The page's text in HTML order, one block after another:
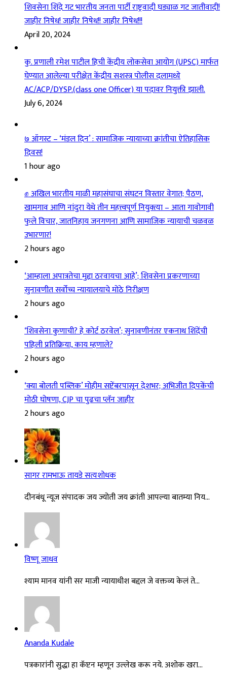
शिवसेना शिंदे गट भारतीय जनता पार्टी राष्ट्रवादी घड्याळ गट जातीवादी!
जाहीर निषेध! जाहीर निषेध!! जाहीर निषेध!!!
April 20, 2024
कु. प्रणाली रमेश पाटील हिची केंद्रीय लोकसेवा आयोग (UPSC) मार्फत
घेण्यात आलेल्या परीक्षेत केंद्रीय सशस्त्र पोलीस दलामध्ये
AC/ACP/DYSP.(class one Officer) या पदावर नियुक्ती झाली.
July 6, 2024
७ ऑगस्ट – ‘मंडल दिन’ : सामाजिक न्यायाच्या क्रांतीचा ऐतिहासिक
दिवस!
1 hour ago
✊ अखिल भारतीय माळी महासंघाचा संघटन विस्तार वेगात; पैठण,
खामगाव आणि नांदुरा येथे तीन महत्त्वपूर्ण नियुक्त्या – आता गावोगावी
फुले विचार, जातनिहाय जनगणना आणि सामाजिक न्यायाची चळवळ
उभारणार!
2 hours ago
‘आम्हाला अपात्रतेचा मुद्दा ठरवायचा आहे’; शिवसेना प्रकरणाच्या
सुनावणीत सर्वोच्च न्यायालयाचे मोठे निरीक्षण
2 hours ago
‘शिवसेना कुणाची? हे कोर्ट ठरवेल’; सुनावणीनंतर एकनाथ शिंदेंची
पहिली प्रतिक्रिया, काय म्हणाले?
2 hours ago
‘क्या बोलती पब्लिक’ मोहीम सप्टेंबरपासून देशभर; अभिजीत दिपकेंची
मोठी घोषणा, CJP चा पुढचा प्लॅन जाहीर
2 hours ago
सागर रामभाऊ तायडे सत्यशोधक
दीनबंधू न्यूज संपादक जय ज्योती जय क्रांती आपल्या बातम्या निय...
विष्णू जाधव
श्याम मानव यांनी सर माजी न्यायाधीश बद्दल जे वक्तव्य केलं ते...
Ananda Kudale
पत्रकारांनी सुद्धा हा कॅप्टन म्हणून उल्लेख करू नये. अशोक खरा...